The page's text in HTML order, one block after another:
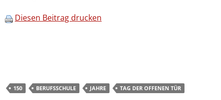
Diesen Beitrag drucken
150 BERUFSSCHULE JAHRE TAG DER OFFENEN TÜR